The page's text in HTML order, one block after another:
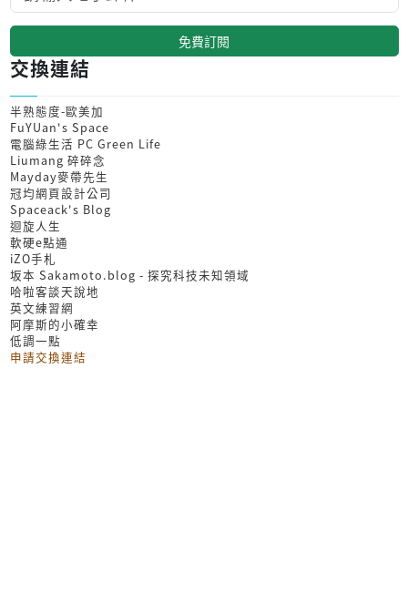
免費訂閱
交換連結
半熟態度-歐美加
FuYUan's Space
電腦綠生活 PC Green Life
Liumang 碎碎念
Mayday麥帶先生
冠均網頁設計公司
Spaceack's Blog
迴旋人生
軟硬e點通
iZO手札
坂本 Sakamoto.blog - 探究科技未知領域
哈啦客談天說地
英文練習網
阿摩斯的小確幸
低調一點
申請交換連結